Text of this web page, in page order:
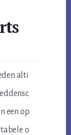
alti
een op
o